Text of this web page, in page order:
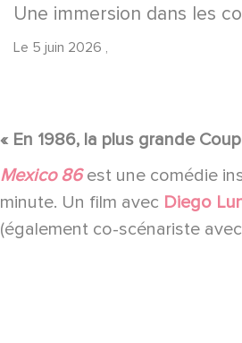
Une immersion dans les
Le 5 juin 2026 ,
« En 1986, la plus grande
Mexico 86est une comédie
minute. Un film avec Diego
(également co-scénariste